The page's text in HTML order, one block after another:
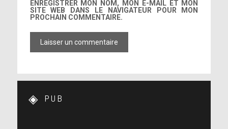
ENREGISTRER MON NOM, MON E-MAIL ET MON
SITE WEB DANS LE NAVIGATEUR POUR MON
PROCHAIN COMMENTAIRE.
PUB